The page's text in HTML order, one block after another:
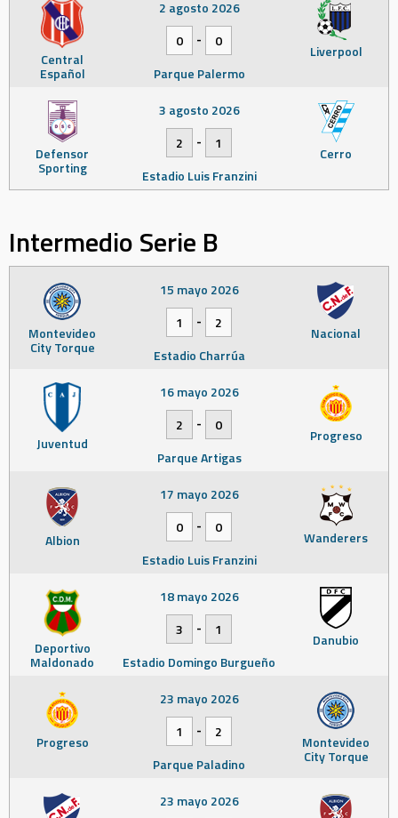
Central
Español
Liverpool
2 agosto 2026
0
-
0
Parque Palermo
Defensor
Sporting
Cerro
3 agosto 2026
2
-
1
Estadio Luis Franzini
Intermedio Serie B
Montevideo
City Torque
Nacional
15 mayo 2026
1
-
2
Estadio Charrúa
Juventud Progreso
16 mayo 2026
2
-
0
Parque Artigas
Albion Wanderers
17 mayo 2026
0
-
0
Estadio Luis Franzini
Deportivo
Maldonado
Danubio
18 mayo 2026
3
-
1
Estadio Domingo Burgueño
Progreso Montevideo
City Torque
23 mayo 2026
1
-
2
Parque Paladino
23 mayo 2026